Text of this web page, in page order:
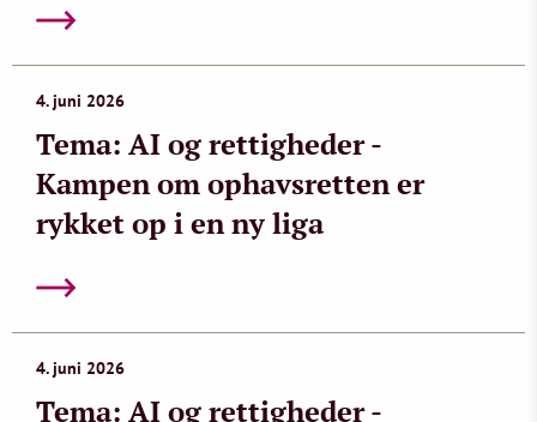
4. juni 2026
Tema: AI og rettigheder -
Kampen om ophavsretten er
rykket op i en ny liga
4. juni 2026
Tema: AI og rettigheder -